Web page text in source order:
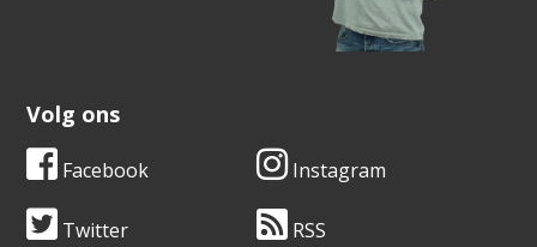
Volg ons
Facebook Instagram
Twitter RSS